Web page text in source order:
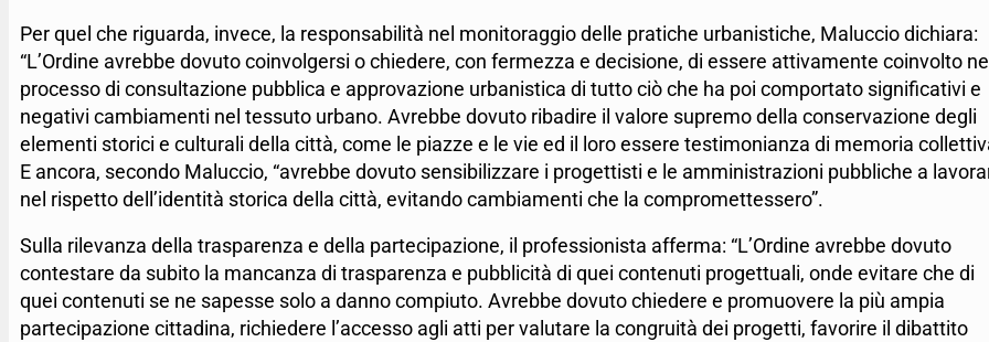
Per quel che riguarda, invece, la responsabilità nel monitoraggio delle pratiche urbanistiche, Maluccio dichiara:
“L’Ordine avrebbe dovuto coinvolgersi o chiedere, con fermezza e decisione, di essere attivamente coinvolto
processo di consultazione pubblica e approvazione urbanistica di tutto ciò che ha poi comportato significativi e
negativi cambiamenti nel tessuto urbano. Avrebbe dovuto ribadire il valore supremo della conservazione degli
elementi storici e culturali della città, come le piazze e le vie ed il loro essere testimonianza di memoria
E ancora, secondo Maluccio, “avrebbe dovuto sensibilizzare i progettisti e le amministrazioni pubbliche a
nel rispetto dell’identità storica della città, evitando cambiamenti che la compromettessero”.
Sulla rilevanza della trasparenza e della partecipazione, il professionista afferma: “L’Ordine avrebbe dovuto
contestare da subito la mancanza di trasparenza e pubblicità di quei contenuti progettuali, onde evitare che di
quei contenuti se ne sapesse solo a danno compiuto. Avrebbe dovuto chiedere e promuovere la più ampia
partecipazione cittadina, richiedere l’accesso agli atti per valutare la congruità dei progetti, favorire il dibattito